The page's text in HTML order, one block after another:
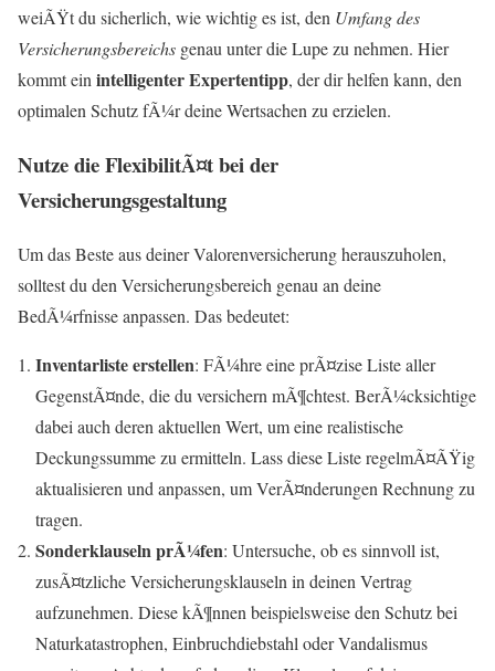
weiÃŸt du sicherlich, wie wichtig es ist, den Umfang des
Versicherungsbereichs genau unter die Lupe zu nehmen. Hier
kommt einintelligenter Expertentipp, der dir helfen kann, den
optimalen Schutz fÃ¼r deine Wertsachen zu erzielen.
Nutze die FlexibilitÃ¤t bei der
Versicherungsgestaltung
Um das Beste aus deiner Valorenversicherung herauszuholen,
solltest du den Versicherungsbereich genau an deine
BedÃ¼rfnisse anpassen. Das bedeutet:
Inventarliste erstellen: FÃ¼hre eine prÃ¤zise Liste aller
GegenstÃ¤nde, die du versichern mÃ¶chtest. BerÃ¼cksichtige
dabei auch deren aktuellen Wert, um eine realistische
Deckungssumme zu ermitteln. Lass diese Liste regelmÃ¤ÃŸig
aktualisieren und anpassen, um VerÃ¤nderungen Rechnung zu
tragen.
Sonderklauseln prÃ¼fen: Untersuche, ob es sinnvoll ist,
zusÃ¤tzliche Versicherungsklauseln in deinen Vertrag
aufzunehmen. Diese kÃ¶nnen beispielsweise den Schutz bei
Naturkatastrophen, Einbruchdiebstahl oder Vandalismus